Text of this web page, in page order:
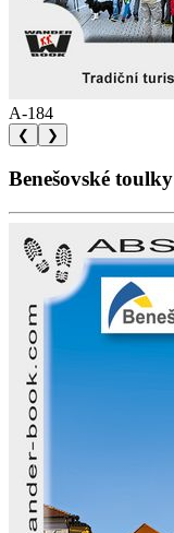
A-184
❮ ❯
Benešovské toulky